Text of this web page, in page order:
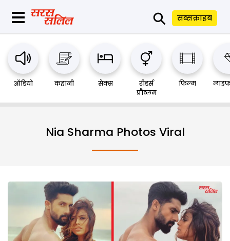
⚲ सब्सक्राइब
ऑडियो कहानी सेक्स
रीडर्स
प्रौब्लम
फिल्म
Nia Sharma Photos Viral